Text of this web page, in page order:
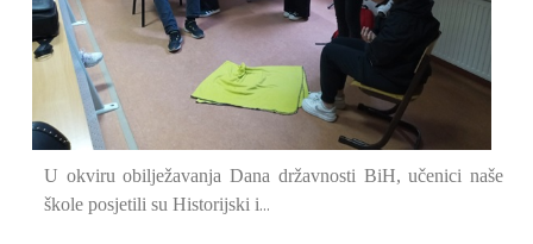
U okviru obilježavanja Dana državnosti BiH, učenici naše
škole posjetili su Historijski i...